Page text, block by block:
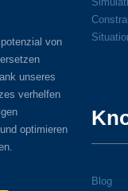
von
unseres
verhelfen
optimieren
Blog